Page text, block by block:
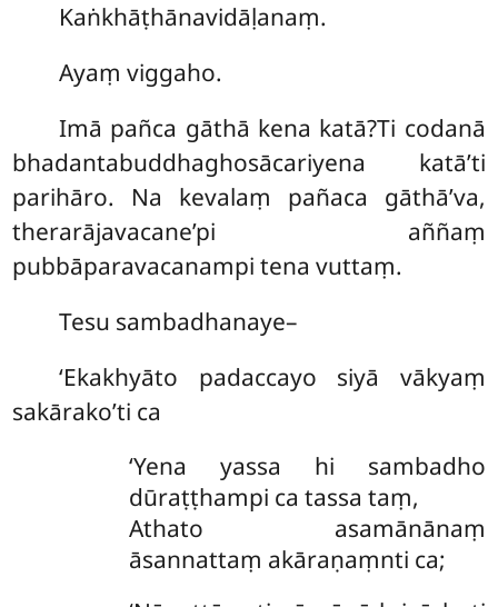
Kaṅkhāṭhānavidāḷanaṃ.
Ayaṃ viggaho.
Imā pañca gāthā kena katā?Ti codanā
bhadantabuddhaghosācariyena katā’ti
parihāro. Na kevalaṃ pañaca gāthā’va,
therarājavacane’pi aññaṃ
pubbāparavacanampi tena vuttaṃ.
Tesu sambadhanaye–
‘Ekakhyāto padaccayo siyā vākyaṃ
sakārako’ti ca
‘Yena yassa hi sambadho
dūraṭṭhampi ca tassa taṃ,
Athato asamānānaṃ
āsannattaṃ akāraṇaṃnti ca;